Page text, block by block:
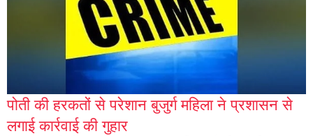
पोती की हरकतों से परेशान बुजुर्ग महिला ने प्रशासन से
लगाई कार्रवाई की गुहार